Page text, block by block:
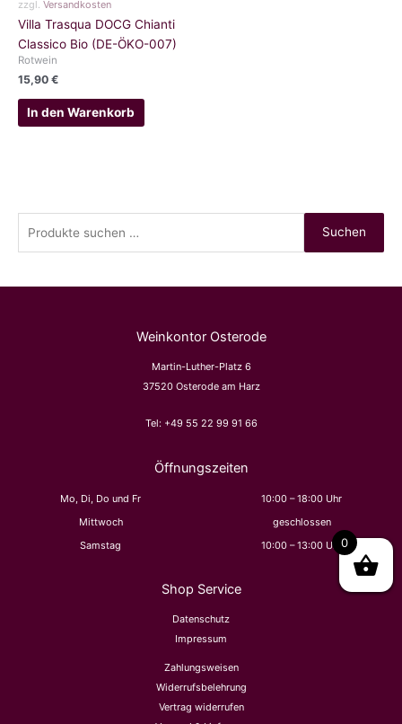
zzgl. Versandkosten
Villa Trasqua DOCG Chianti
Classico Bio (DE-ÖKO-007)
Rotwein
15,90 €
In den Warenkorb
Suchen
Weinkontor Osterode
Martin-Luther-Platz 6
37520 Osterode am Harz
Tel: +49 55 22 99 91 66
Öffnungszeiten
Mo, Di, Do und Fr
10:00 – 18:00 Uhr
Mittwoch
geschlossen
Samstag
10:00 – 13:00 Uhr
Shop Service
Datenschutz
Impressum
Zahlungsweisen
Widerrufsbelehrung
Vertrag widerrufen
0